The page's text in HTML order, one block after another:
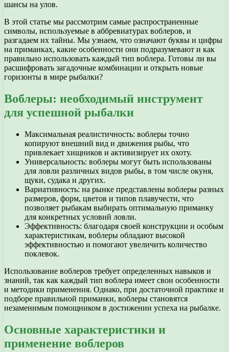
шансы на улов.
В этой статье мы рассмотрим самые распространенные
символы, используемые в аббревиатурах воблеров, и
разгадаем их тайны. Мы узнаем, что означают буквы и цифры
на приманках, какие особенности они подразумевают и как
правильно использовать каждый тип воблера. Готовы ли вы
расшифровать загадочные комбинации и открыть новые
горизонты в мире рыбалки?
Воблеры: необходимый инструмент
для успешной рыбалки
Максимальная реалистичность: воблеры точно
копируют внешний вид и движения рыбы, что
привлекает хищников и активизирует их охоту.
Универсальность: воблеры могут быть использованы
для ловли различных видов рыбы, в том числе окуня,
щуки, судака и других.
Вариативность: на рынке представлены воблеры разных
размеров, форм, цветов и типов плавучести, что
позволяет рыбакам выбирать оптимальную приманку
для конкретных условий ловли.
Эффективность: благодаря своей конструкции и особым
характеристикам, воблеры обладают высокой
эффективностью и помогают увеличить количество
поклевок.
Использование воблеров требует определенных навыков и
знаний, так как каждый тип воблера имеет свои особенности
и методики применения. Однако, при достаточной практике и
подборе правильной приманки, воблеры становятся
незаменимым помощником в достижении успеха на рыбалке.
Основные характеристики и
применение воблеров